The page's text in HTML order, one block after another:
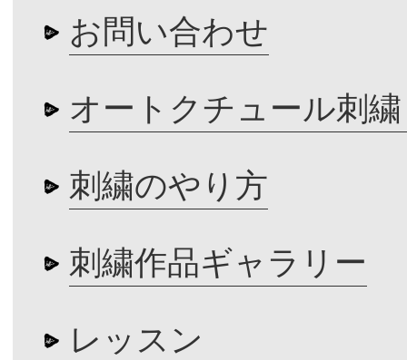
お問い合わせ
オートクチュール刺
刺繍のやり方
刺繍作品ギャラリー
レッスン